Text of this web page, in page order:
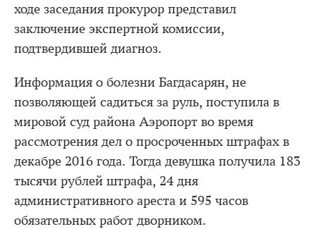
ходе заседания прокурор представил
заключение экспертной комиссии,
подтвердившей диагноз.
Информация о болезни Багдасарян, не
позволяющей садиться за руль, поступила в
мировой суд района Аэропорт во время
рассмотрения дел о просроченных штрафах в
декабре 2016 года. Тогда девушка получила 183
тысячи рублей штрафа, 24 дня
административного ареста и 595 часов
обязательных работ дворником.